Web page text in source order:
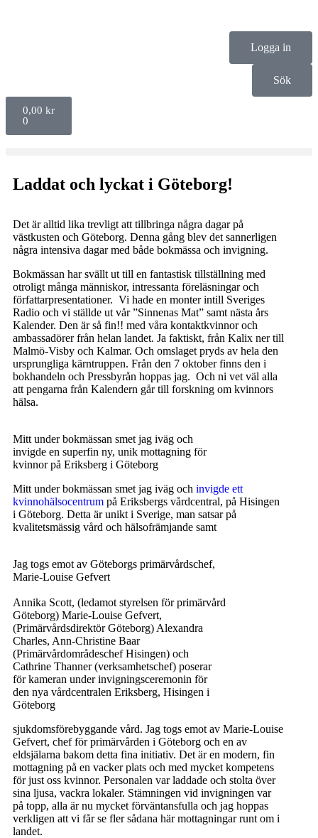
Logga in
Sök
0,00 kr
0
Laddat och lyckat i Göteborg!
Det är alltid lika trevligt att tillbringa några dagar på
västkusten och Göteborg. Denna gång blev det sannerligen
några intensiva dagar med både bokmässa och invigning.
Bokmässan har svällt ut till en fantastisk tillställning med
otroligt många människor, intressanta föreläsningar och
författarpresentationer. Vi hade en monter intill Sveriges
Radio och vi ställde ut vår ”Sinnenas Mat” samt nästa års
Kalender. Den är så fin!! med våra kontaktkvinnor och
ambassadörer från helan landet. Ja faktiskt, från Kalix ner till
Malmö-Visby och Kalmar. Och omslaget pryds av hela den
ursprungliga kärntruppen. Från den 7 oktober finns den i
bokhandeln och Pressbyrån hoppas jag. Och ni vet väl alla
att pengarna från Kalendern går till forskning om kvinnors
hälsa.
Mitt under bokmässan smet jag iväg och
invigde en superfin ny, unik mottagning för
kvinnor på Eriksberg i Göteborg
Mitt under bokmässan smet jag iväg och invigde ett
kvinnohälsocentrum på Eriksbergs vårdcentral, på Hisingen
i Göteborg. Detta är unikt i Sverige, man satsar på
kvalitetsmässig vård och hälsofrämjande samt
Jag togs emot av Göteborgs primärvårdschef,
Marie-Louise Gefvert
Annika Scott, (ledamot styrelsen för primärvård
Göteborg) Marie-Louise Gefvert,
(Primärvårdsdirektör Göteborg) Alexandra
Charles, Ann-Christine Baar
(Primärvårdområdeschef Hisingen) och
Cathrine Thanner (verksamhetschef) poserar
för kameran under invigningsceremonin för
den nya vårdcentralen Eriksberg, Hisingen i
Göteborg
sjukdomsförebyggande vård. Jag togs emot av Marie-Louise
Gefvert, chef för primärvården i Göteborg och en av
eldsjälarna bakom detta fina initiativ. Det är en modern, fin
mottagning på en vacker plats och med mycket kompetens
för just oss kvinnor. Personalen var laddade och stolta över
sina ljusa, vackra lokaler. Stämningen vid invigningen var
på topp, alla är nu mycket förväntansfulla och jag hoppas
verkligen att vi får se fler sådana här mottagningar runt om i
landet.